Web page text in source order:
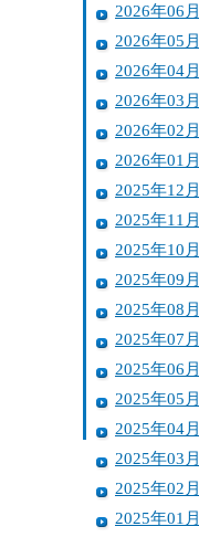
2026年06月
2026年05月
2026年04月
2026年03月
2026年02月
2026年01月
2025年12月
2025年11月
2025年10月
2025年09月
2025年08月
2025年07月
2025年06月
2025年05月
2025年04月
2025年03月
2025年02月
2025年01月